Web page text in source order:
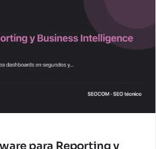
para Reporting y